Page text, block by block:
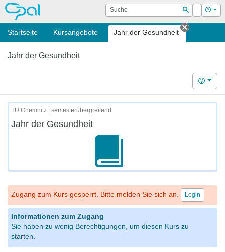
OPAL Suche
Suchen
Login Hilfe
Startseite Kursangebote Jahr der Gesundheit
Tab
Jahr der Gesundheit
Hilfe
TU Chemnitz | semesterübergreifend
Jahr der Gesundheit
Zugang zum Kurs gesperrt. Bitte melden Sie sich an. Login
Informationen zum Zugang
Sie haben zu wenig Berechtigungen, um diesen Kurs zu
starten.